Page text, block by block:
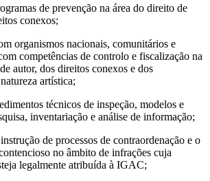
de prevenção na área do direito de
conexos;
organismos nacionais, comunitários e
competências de controlo e fiscalização na
autor, dos direitos conexos e dos
artística;
técnicos de inspeção, modelos e
inventariação e análise de informação;
de processos de contraordenação e o
no âmbito de infrações cuja
legalmente atribuída à IGAC;